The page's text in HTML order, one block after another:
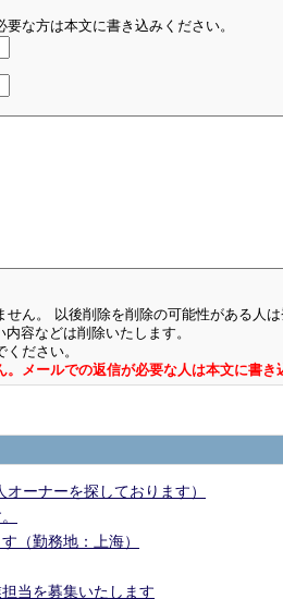
な方は本文に書き込みください。
ん。 以後削除を削除の可能性がある人は
容などは削除いたします。
ださい。
メールでの返信が必要な人は本文に書き
ーナーを探しております）
（勤務地：上海）
当を募集いたします